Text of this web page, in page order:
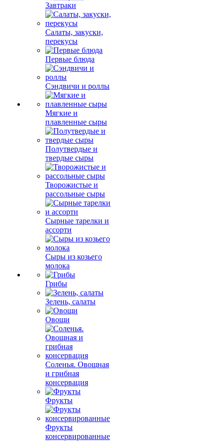
Завтраки
Салаты, закуски,
перекусы
Первые блюда
Сэндвичи и роллы
Мягкие и
плавленные сыры
Полутвердые и
твердые сыры
Творожистые и
рассольные сыры
Сырные тарелки и
ассорти
Сыры из козьего
молока
Грибы
Зелень, салаты
Овощи
Соленья. Овощная
и грибная
консервация
Фрукты
Фрукты
консервированные